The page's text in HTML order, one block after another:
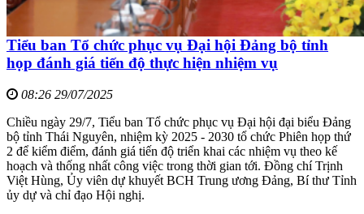
Tiểu ban Tổ chức phục vụ Đại hội Đảng bộ tỉnh
họp đánh giá tiến độ thực hiện nhiệm vụ
08:26 29/07/2025
Chiều ngày 29/7, Tiểu ban Tổ chức phục vụ Đại hội đại biểu Đảng
bộ tỉnh Thái Nguyên, nhiệm kỳ 2025 - 2030 tổ chức Phiên họp thứ
2 để kiểm điểm, đánh giá tiến độ triển khai các nhiệm vụ theo kế
hoạch và thống nhất công việc trong thời gian tới. Đồng chí Trịnh
Việt Hùng, Ủy viên dự khuyết BCH Trung ương Đảng, Bí thư Tỉnh
ủy dự và chỉ đạo Hội nghị.